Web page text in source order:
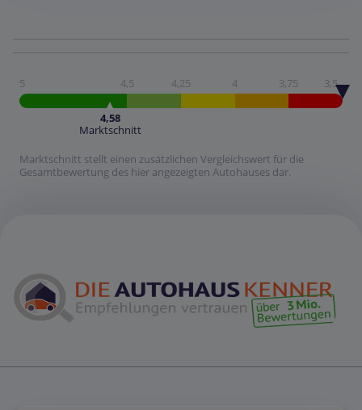
5 4,5 4,25 4 3,75 3,5
4,58
Marktschnitt
Marktschnitt stellt einen zusätzlichen Vergleichswert für die
Gesamtbewertung des hier angezeigten Autohauses dar.